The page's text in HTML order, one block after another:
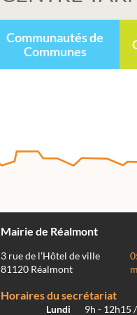
Communautés de
Communes
Mairie de Réalmont
3 rue de l'Hôtel de ville
81120 Réalmont
Horaires du secrétariat
Lundi 9h - 12h15